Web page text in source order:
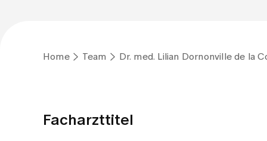
Home Team Dr. med. Lilian Dornonville de la
Facharzttitel